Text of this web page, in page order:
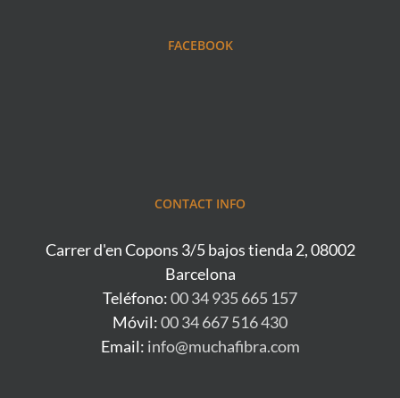
FACEBOOK
CONTACT INFO
Carrer d'en Copons 3/5 bajos tienda 2, 08002
Barcelona
Teléfono:00 34 935 665 157
Móvil:00 34 667 516 430
Email: info@muchafibra.com